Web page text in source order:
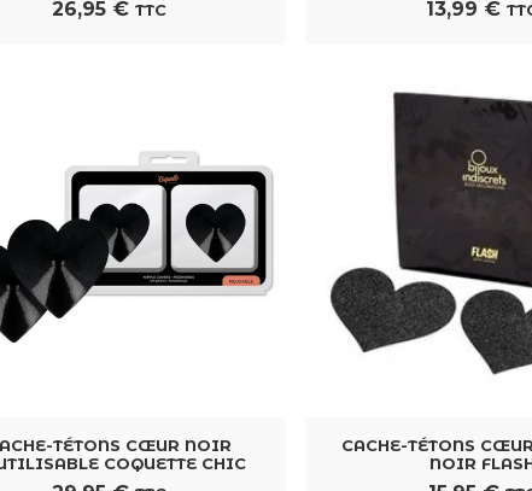
26,95 € TTC 13,99 €
TÉTONS CŒUR NOIR
COQUETTE CHIC
CACHE-TÉTONS
NOIR